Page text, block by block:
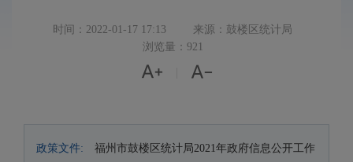
时间：2022-01-17 17:13
来源：鼓楼区统计局
浏览量：921
 
政策文件:
福州市鼓楼区统计局2021年政府信息公开工作